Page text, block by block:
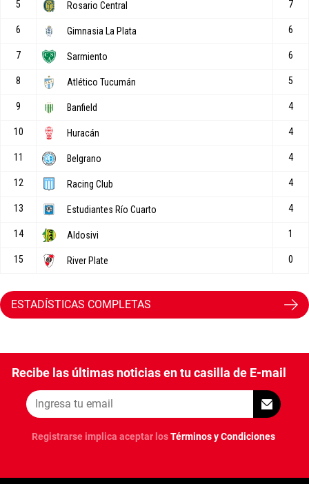
ESTADÍSTICAS COMPLETAS
Recibe las últimas noticias en tu casilla de E-mail
Registrarse implica aceptar losTérminos y Condiciones